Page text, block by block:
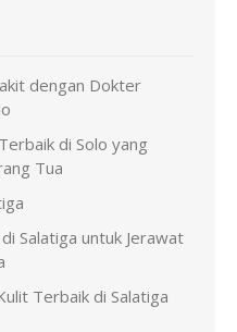
dengan Dokter
di Solo yang
Tua
Salatiga untuk Jerawat
Terbaik di Salatiga